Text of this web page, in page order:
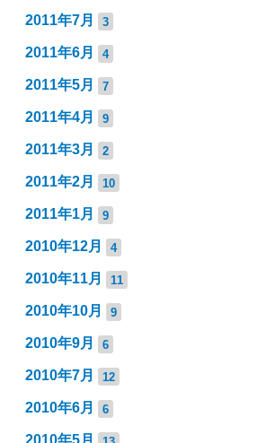
2011年7月 3
2011年6月 4
2011年5月 7
2011年4月 9
2011年3月 2
2011年2月 10
2011年1月 9
2010年12月 4
2010年11月 11
2010年10月 9
2010年9月 6
2010年7月 12
2010年6月 6